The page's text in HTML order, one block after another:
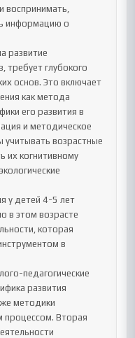
воспринимать,
информацию о
развитие
требует глубокого
основ. Это включает
как метода
его развития в
и методическое
возрастные
их когнитивному
у детей 4-5 лет
в этом возрасте
которая
в
педагогические
развития
методики
процессом. Вторая